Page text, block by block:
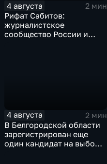
4 августа
2 мин
Рифат Сабитов:
журналистское
сообщество России и
4 августа
2 мин
В Белгородской области
зарегистрирован еще
один кандидат на выборы